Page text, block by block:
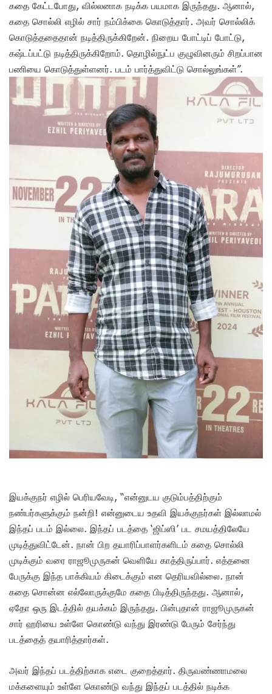
கதை கேட்டபோது, வில்லனாக நடிக்க பயமாக இருந்தது. ஆனால்,
கதை சொல்லி எழில் சார் நம்பிக்கை கொடுத்தார். அவர் சொல்லிக்
கொடுத்ததைதான் நடித்திருக்கிறேன். நிறைய போட்டிப் போட்டு,
கஷ்டப்பட்டு நடித்திருக்கிறோம். தொழில்நுட்ப குழுவினரும் சிறப்பான
பணியை கொடுத்துள்ளனர். படம் பார்த்துவிட்டு சொல்லுங்கள்”.
இயக்குநர் எழில் பெரியவேடி, “என்னுடய குடும்பத்திற்கும்
நண்பர்களுக்கும் நன்றி! என்னுடைய உதவி இயக்குநர்கள் இல்லாமல்
இந்தப் படம் இல்லை. இந்தப் படத்தை ‘ஜிப்ஸி’ பட சமயத்திலேயே
முடித்துவிட்டேன். நான் பிற தயாரிப்பாளர்களிடம் கதை சொல்லி
முடிக்கும் வரை ராஜூமுருகன் வெளியே காத்திருப்பார். எத்தனை
பேருக்கு இந்த பாக்கியம் கிடைக்கும் என தெரியவில்லை. நான்
கதை சொன்ன எல்லோருக்குமே கதை பிடித்திருந்தது. ஆனால்,
ஏதோ ஒரு இடத்தில் தயக்கம் இருந்தது. பின்புதான் ராஜூமுருகன்
சார் ஹரியை உள்ளே கொண்டு வந்து இரண்டு பேரும் சேர்ந்து
படத்தைத் தயாரித்தார்கள்.
அவர் இந்தப் படத்திற்காக எடை குறைத்தார். திருவண்ணாமலை
மக்களையும் உள்ளே கொண்டு வந்து இந்தப் படத்தில் நடிக்க